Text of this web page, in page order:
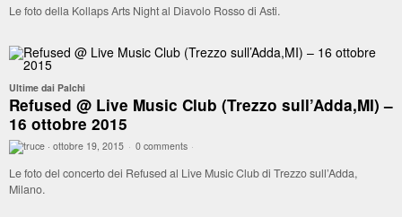
Le foto della Kollaps Arts Night al Diavolo Rosso di Asti.
Ultime dai Palchi
Refused @ Live Music Club (Trezzo sull’Adda,MI) –
16 ottobre 2015
· ottobre 19, 2015 · 0 comments ·
Le foto del concerto dei Refused al Live Music Club di Trezzo sull’Adda,
Milano.